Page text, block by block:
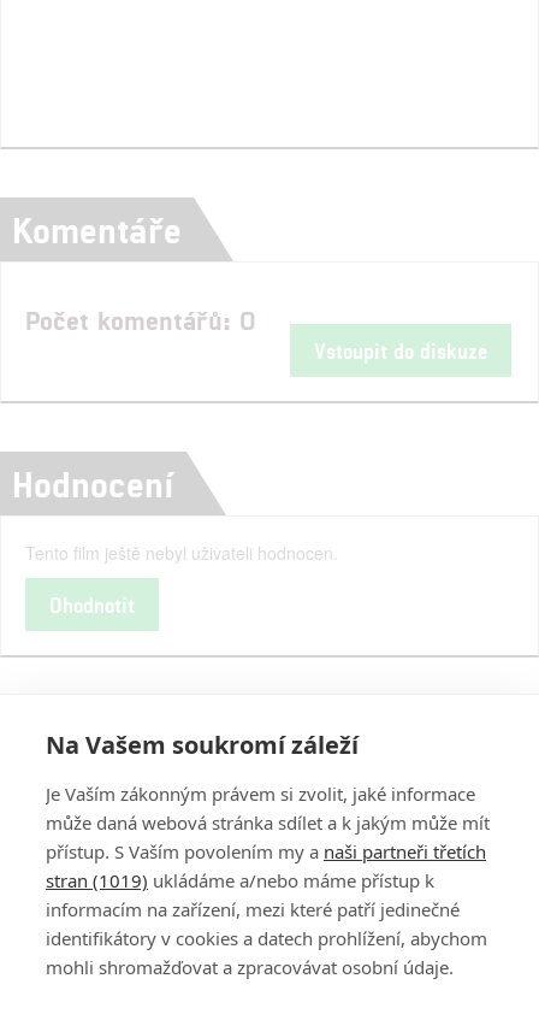
Komentáře
Počet komentářů: 0
Vstoupit do diskuze
Hodnocení
Tento film ještě nebyl uživateli hodnocen.
Ohodnotit
PŘIHLÁSIT
REGISTROVAT
DISKUZE
Na Vašem soukromí záleží
Je Vaším zákonným právem si zvolit, jaké informace
může daná webová stránka sdílet a k jakým může mít
přístup. S Vaším povolením my a naši partneři třetích
stran (1019) ukládáme a/nebo máme přístup k
informacím na zařízení, mezi které patří jedinečné
identifikátory v cookies a datech prohlížení, abychom
mohli shromažďovat a zpracovávat osobní údaje.